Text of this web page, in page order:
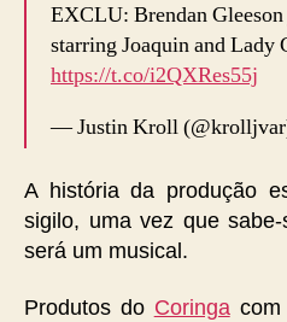
EXCLU: Brendan
starring Joaquin and Lady
https://t.co/i2QXRes55j
— Justin Kroll
A história da produção
sigilo, uma vez que
será um musical.
Produtos do Coringacom